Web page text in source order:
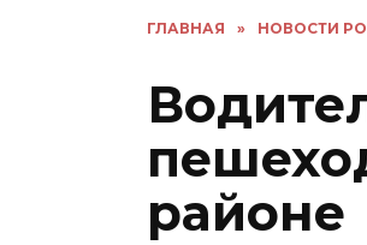
ГЛАВНАЯ » НОВОСТИ
районе